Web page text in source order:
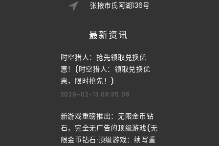
张掖市氏阿湖136号
最新资讯
时空猎人：抢先领取兑换优
惠！(时空猎人：领取兑换优
惠，限时抢先！)
2026-02-13 08:35:09
新游戏重磅推出：无限金币钻
石，完全无广告的顶级游戏(无
限金币钻石·顶级游戏：续写重